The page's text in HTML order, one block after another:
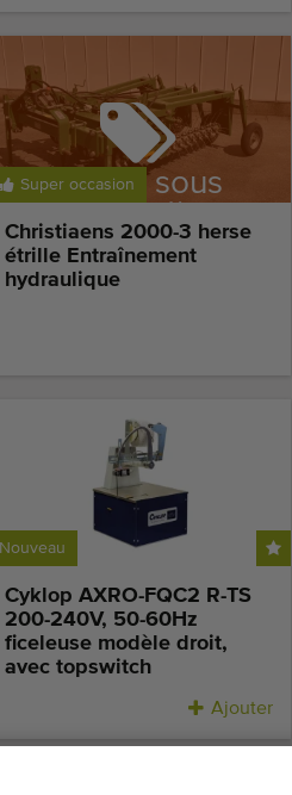
Super occasion
Vendu sous
réservation
Christiaens 2000-3 herse
étrille Entraînement
hydraulique
Nouveau
Cyklop AXRO-FQC2 R-TS
200-240V, 50-60Hz
ficeleuse modèle droit,
avec topswitch
Ajouter